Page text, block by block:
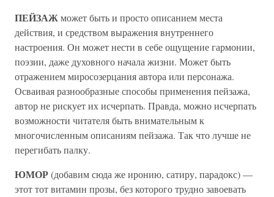
ПЕЙЗАЖможет быть и просто описанием места
действия, и средством выражения внутреннего
настроения. Он может нести в себе ощущение гармонии,
поэзии, даже духовного начала жизни. Может быть
отражением миросозерцания автора или персонажа.
Осваивая разнообразные способы применения пейзажа,
автор не рискует их исчерпать. Правда, можно исчерпать
возможности читателя быть внимательным к
многочисленным описаниям пейзажа. Так что лучше не
перегибать палку.
ЮМОР(добавим сюда же иронию, сатиру, парадокс) —
этот тот витамин прозы, без которого трудно завоевать